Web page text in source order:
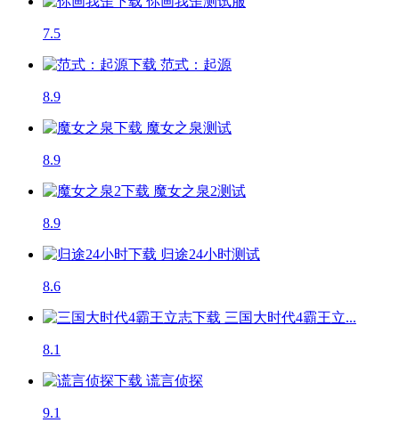
7.5
范式：起源
8.9
魔女之泉测试
8.9
魔女之泉2测试
8.9
归途24小时测试
8.6
三国大时代4霸王立...
8.1
谎言侦探
9.1